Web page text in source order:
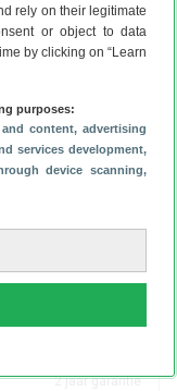
rely on their legitimate
or object to data
by clicking on “Learn
purposes:
content, advertising
services development,
device scanning,
€ 1.019,00
2jaar garantie